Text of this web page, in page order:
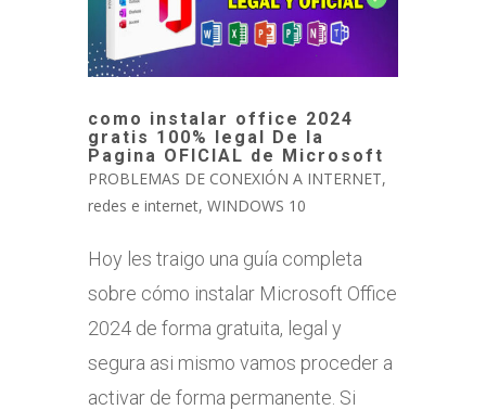
como instalar office 2024
gratis 100% legal De la
Pagina OFICIAL de Microsoft
PROBLEMAS DE CONEXIÓN A INTERNET,
redes e internet, WINDOWS 10
Hoy les traigo una guía completa
sobre cómo instalar Microsoft Office
2024 de forma gratuita, legal y
segura asi mismo vamos proceder a
activar de forma permanente. Si